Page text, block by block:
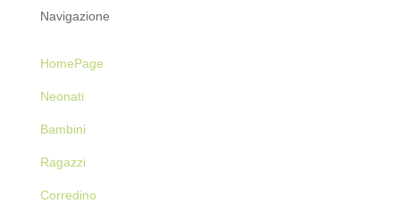
Navigazione
HomePage
Neonati
Bambini
Ragazzi
Corredino